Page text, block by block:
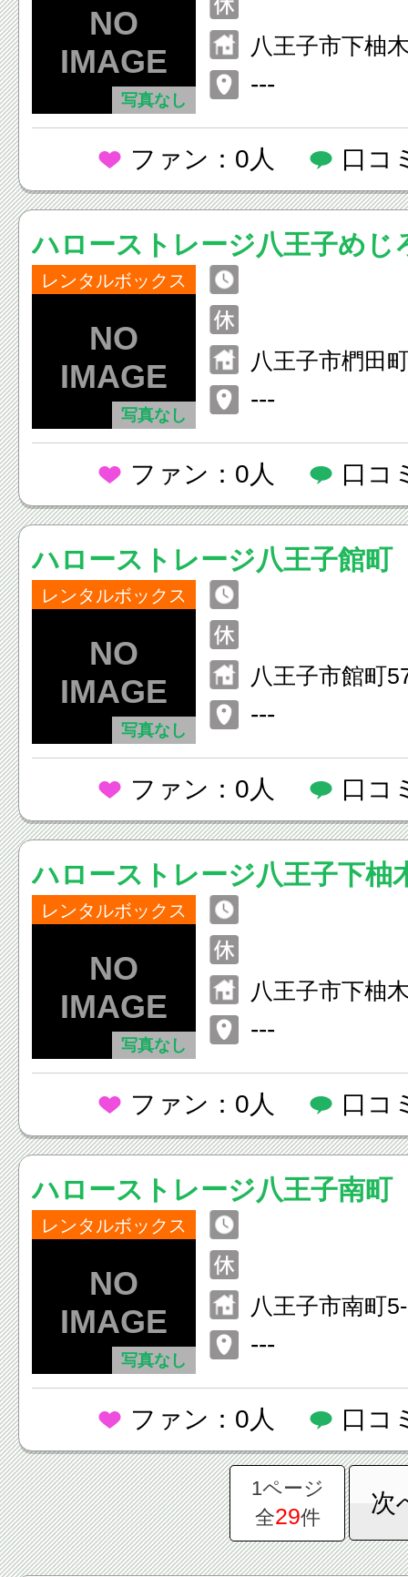
写真なし
八王子市下柚
---
ファン：0人 口コ
ハローストレージ八王子めじ
レンタルボックス
写真なし
八王子市椚田
---
ファン：0人 口コ
ハローストレージ八王子館町
レンタルボックス
写真なし
八王子市館町
---
ファン：0人 口コ
ハローストレージ八王子下柚
レンタルボックス
写真なし
八王子市下柚
---
ファン：0人 口コ
ハローストレージ八王子南町
レンタルボックス
写真なし
八王子市南町
---
ファン：0人 口コ
1ページ
全29件
次